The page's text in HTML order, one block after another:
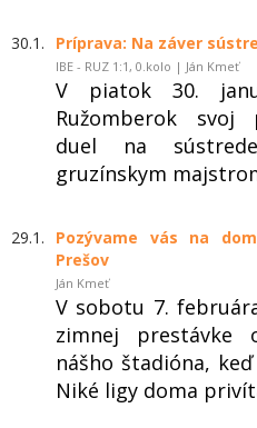
30.1. Príprava: Na záver
IBE - RUZ 1:1, 0.kolo | Ján Kmeť
V piatok 30.
Ružomberok svoj
duel na
gruzínskym
29.1.
Pozývame vás na
Prešov
Ján Kmeť
V sobotu 7.
zimnej prestávke
nášho štadióna,
Niké ligy doma